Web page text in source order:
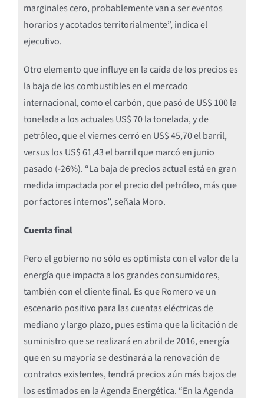
marginales cero, probablemente van a ser eventos
horarios y acotados territorialmente”, indica el
ejecutivo.
Otro elemento que influye en la caída de los precios es
la baja de los combustibles en el mercado
internacional, como el carbón, que pasó de US$ 100 la
tonelada a los actuales US$ 70 la tonelada, y de
petróleo, que el viernes cerró en US$ 45,70 el barril,
versus los US$ 61,43 el barril que marcó en junio
pasado (-26%). “La baja de precios actual está en gran
medida impactada por el precio del petróleo, más que
por factores internos”, señala Moro.
Cuenta final
Pero el gobierno no sólo es optimista con el valor de la
energía que impacta a los grandes consumidores,
también con el cliente final. Es que Romero ve un
escenario positivo para las cuentas eléctricas de
mediano y largo plazo, pues estima que la licitación de
suministro que se realizará en abril de 2016, energía
que en su mayoría se destinará a la renovación de
contratos existentes, tendrá precios aún más bajos de
los estimados en la Agenda Energética. “En la Agenda